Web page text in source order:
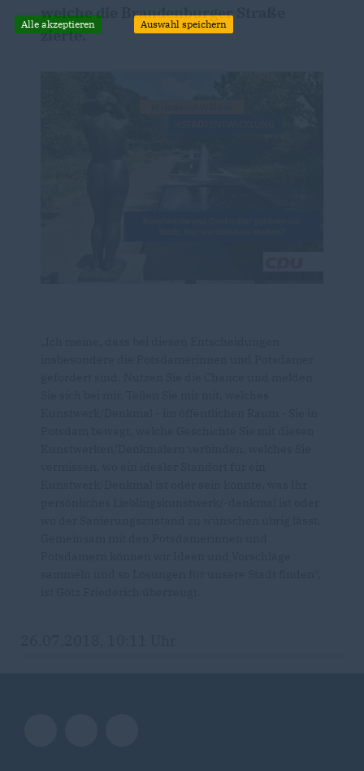
welche die Brandenburger Straße
zierte.
Alle akzeptieren Auswahl speichern